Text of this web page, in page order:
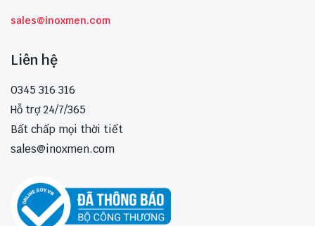
sales@inoxmen.com
Liên hệ
0345 316 316
Hỗ trợ 24/7/365
Bất chấp mọi thời tiết
sales@inoxmen.com